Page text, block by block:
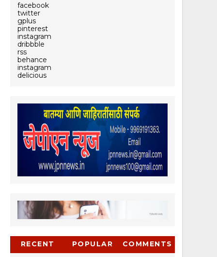
facebook
twitter
gplus
pinterest
instagram
dribbble
rss
behance
instagram
delicious
RECENT POPULAR COMMENTS